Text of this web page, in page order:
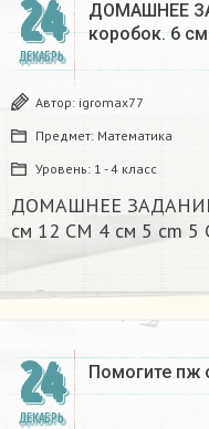
24
ДЕКАБРЬ
ДОМАШНЕЕ
коробок. 6
Автор: igromax77
Предмет: Математика
Уровень: 1 - 4 класс
ДОМАШНЕЕ ЗАДАНИЕ
см 12 CM 4 см 5 cm 5
24
ДЕКАБРЬ
Помогите пж